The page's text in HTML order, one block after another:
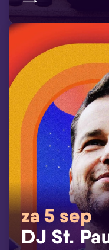
za 5 sep
DJ St.